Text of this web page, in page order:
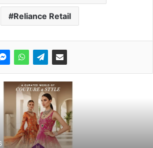
Reliance Retail